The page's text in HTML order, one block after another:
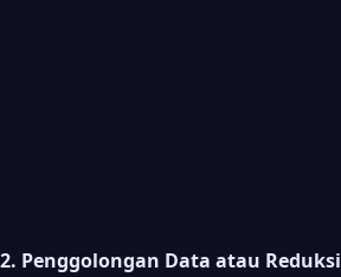
2. Penggolongan Data atau Reduksi